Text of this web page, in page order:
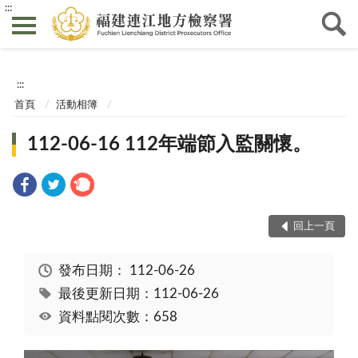
:::
:::
首頁 活動相簿
112-06-16 112年端節入監關懷。
回上一頁
發布日期： 112-06-26
最後更新日期：112-06-26
資料點閱次數：658